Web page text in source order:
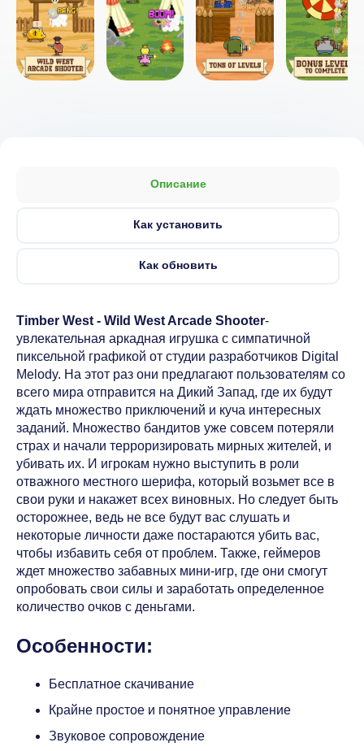
Описание
Как установить
Как обновить
Timber West - Wild West Arcade Shooter-
увлекательная аркадная игрушка с симпатичной
пиксельной графикой от студии разработчиков Digital
Melody. На этот раз они предлагают пользователям со
всего мира отправится на Дикий Запад, где их будут
ждать множество приключений и куча интересных
заданий. Множество бандитов уже совсем потеряли
страх и начали терроризировать мирных жителей, и
убивать их. И игрокам нужно выступить в роли
отважного местного шерифа, который возьмет все в
свои руки и накажет всех виновных. Но следует быть
осторожнее, ведь не все будут вас слушать и
некоторые личности даже постараются убить вас,
чтобы избавить себя от проблем. Также, геймеров
ждет множество забавных мини-игр, где они смогут
опробовать свои силы и заработать определенное
количество очков с деньгами.
Особенности:
Бесплатное скачивание
Крайне простое и понятное управление
Звуковое сопровождение